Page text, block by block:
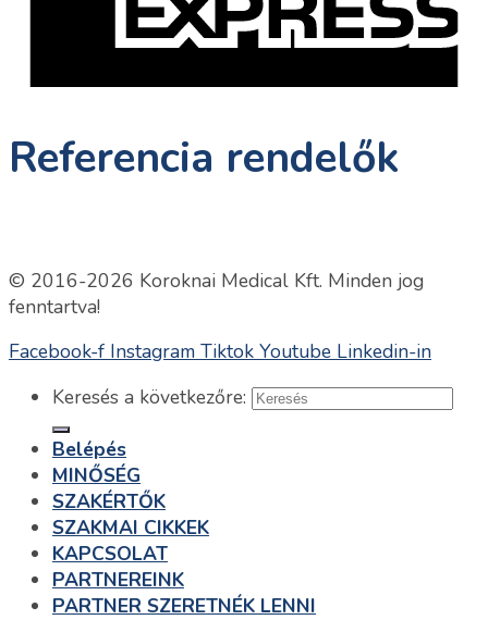
Referencia rendelők
© 2016-2026 Koroknai Medical Kft. Minden jog
fenntartva!
Facebook-f Instagram Tiktok Youtube Linkedin-in
Keresés a következőre:
Belépés
MINŐSÉG
SZAKÉRTŐK
SZAKMAI CIKKEK
KAPCSOLAT
PARTNEREINK
PARTNER SZERETNÉK LENNI